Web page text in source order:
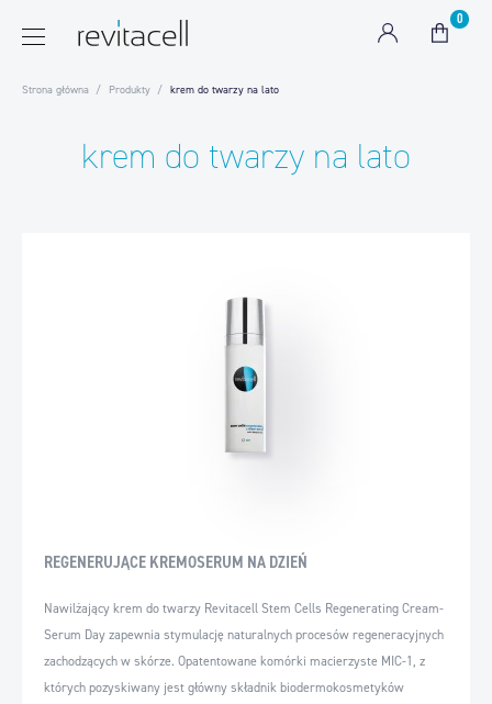
0
Strona główna Produkty krem do twarzy na lato
krem do twarzy na lato
REGENERUJĄCE KREMOSERUM NA DZIEŃ
Nawilżający krem do twarzy Revitacell Stem Cells Regenerating Cream-
Serum Day zapewnia stymulację naturalnych procesów regeneracyjnych
zachodzących w skórze. Opatentowane komórki macierzyste MIC-1, z
których pozyskiwany jest główny składnik biodermokosmetyków